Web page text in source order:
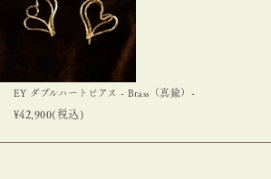
EY ダブルハートピアス - Brass（真鍮）-
¥42,900(税込)